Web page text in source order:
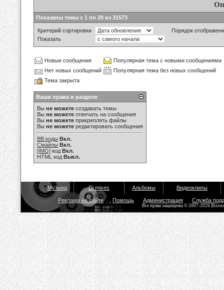
Показаны темы с 1 по 20 из 31573
Критерий сортировки
Порядок
Показать
Новые сообщения
Популярная тема с новыми сообщениями
Нет новых сообщений
Популярная тема без новых сообщений
Тема закрыта
Ваши права в разделе
Вы не можете создавать темы
Вы не можете отвечать на сообщения
Вы не можете прикреплять файлы
Вы не можете редактировать сообщения
BB коды Вкл.
Смайлы Вкл.
[IMG] код Вкл.
HTML код Выкл.
Музыка Dj mixes Альбомы Видеоклипы
Реклама на сайте Помощь Администрация Служба
Все права защищены © 2007-2026